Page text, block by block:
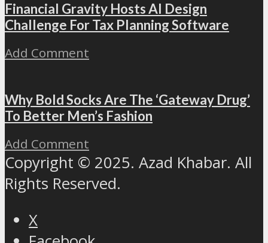
Financial Gravity Hosts AI Design
Challenge For Tax Planning Software
Add Comment
Why Bold Socks Are The ‘Gateway Drug’
To Better Men’s Fashion
Add Comment
Copyright © 2025. Azad Khabar. All
Rights Reserved.
X